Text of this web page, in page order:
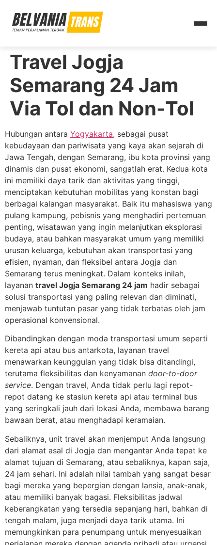
Travel Jogja
Semarang 24 Jam
Via Tol dan Non-Tol
Hubungan antara Yogyakarta, sebagai pusat
kebudayaan dan pariwisata yang kaya akan sejarah di
Jawa Tengah, dengan Semarang, ibu kota provinsi yang
dinamis dan pusat ekonomi, sangatlah erat. Kedua kota
ini memiliki daya tarik dan aktivitas yang tinggi,
menciptakan kebutuhan mobilitas yang konstan bagi
berbagai kalangan masyarakat. Baik itu mahasiswa yang
pulang kampung, pebisnis yang menghadiri pertemuan
penting, wisatawan yang ingin melanjutkan eksplorasi
budaya, atau bahkan masyarakat umum yang memiliki
urusan keluarga, kebutuhan akan transportasi yang
efisien, nyaman, dan fleksibel antara Jogja dan
Semarang terus meningkat. Dalam konteks inilah,
layanan travel Jogja Semarang 24 jam hadir sebagai
solusi transportasi yang paling relevan dan diminati,
menjawab tuntutan pasar yang tidak terbatas oleh jam
operasional konvensional.
Dibandingkan dengan moda transportasi umum seperti
kereta api atau bus antarkota, layanan travel
menawarkan keunggulan yang tidak bisa ditandingi,
terutama fleksibilitas dan kenyamanan door-to-door
service. Dengan travel, Anda tidak perlu lagi repot-
repot datang ke stasiun kereta api atau terminal bus
yang seringkali jauh dari lokasi Anda, membawa barang
bawaan berat, atau menghadapi keramaian.
Sebaliknya, unit travel akan menjemput Anda langsung
dari alamat asal di Jogja dan mengantar Anda tepat ke
alamat tujuan di Semarang, atau sebaliknya, kapan saja,
24 jam sehari. Ini adalah nilai tambah yang sangat besar
bagi mereka yang bepergian dengan lansia, anak-anak,
atau memiliki banyak bagasi. Fleksibilitas jadwal
keberangkatan yang tersedia sepanjang hari, bahkan di
tengah malam, juga menjadi daya tarik utama. Ini
memungkinkan para penumpang untuk menyesuaikan